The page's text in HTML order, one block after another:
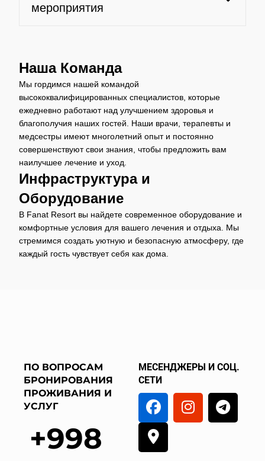
мероприятия
Наша Команда
Мы гордимся нашей командой
высококвалифицированных специалистов, которые
ежедневно работают над улучшением здоровья и
благополучия наших гостей. Наши врачи, терапевты и
медсестры имеют многолетний опыт и постоянно
совершенствуют свои знания, чтобы предложить вам
наилучшее лечение и уход.
Инфраструктура и
Оборудование
В Fanat Resort вы найдете современное оборудование и
комфортные условия для вашего лечения и отдыха. Мы
стремимся создать уютную и безопасную атмосферу, где
каждый гость чувствует себя как дома.
ПО ВОПРОСАМ
БРОНИРОВАНИЯ
ПРОЖИВАНИЯ И
УСЛУГ
+998
МЕСЕНДЖЕРЫ И СОЦ.
СЕТИ